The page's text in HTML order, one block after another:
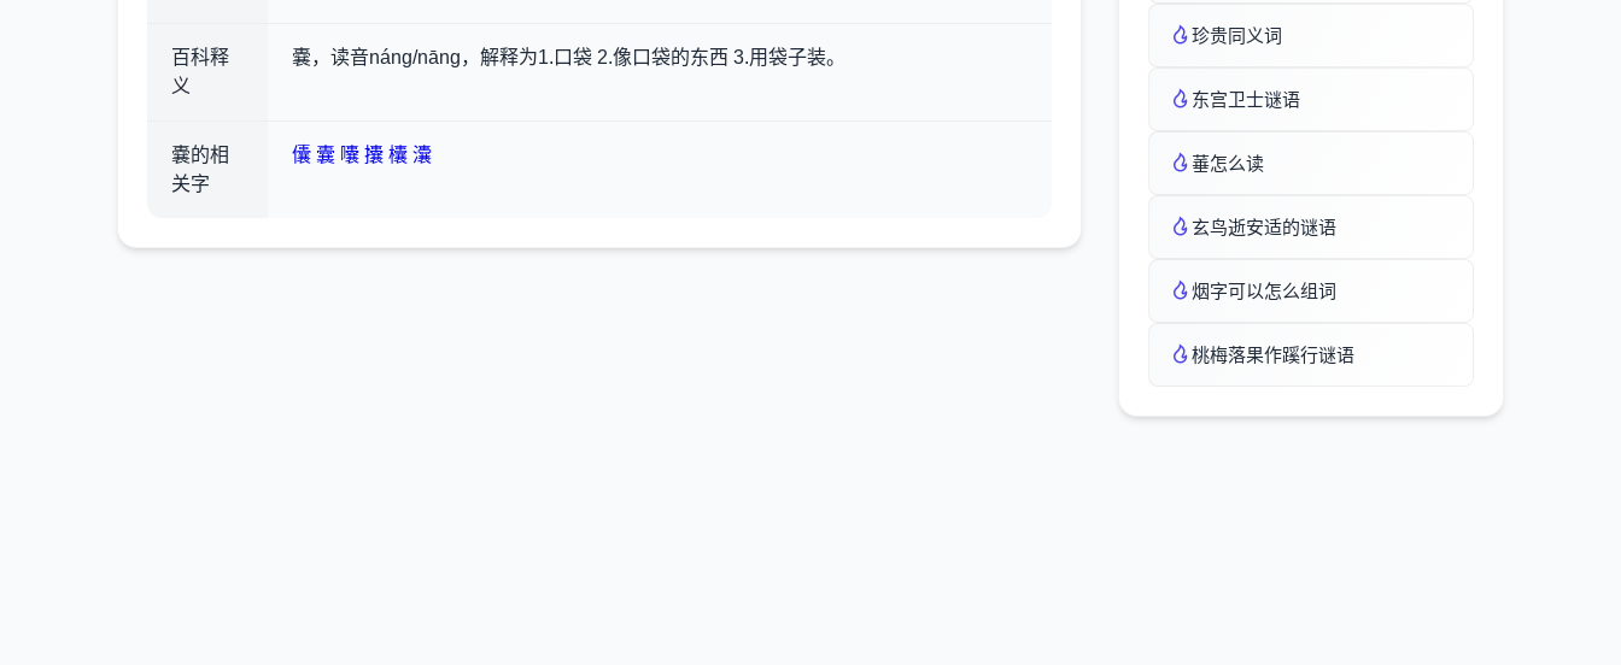
百科释
义
嚢，读音náng/nāng，解释为1.口袋 2.像口袋的东西 3.用袋子装。
嚢的相
关字
儾 囊 囔 攮 欜 灢
珍贵同义词
东宫卫士谜语
菙怎么读
玄鸟逝安适的谜语
烟字可以怎么组词
桃梅落果作蹊行谜语